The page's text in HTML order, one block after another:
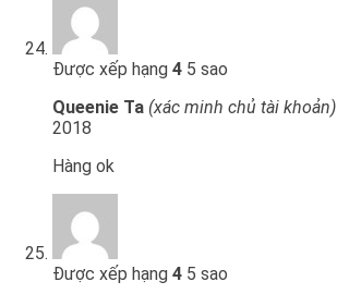
Được xếp hạng 4 5 sao
Queenie Ta (xác minh chủ tài khoản)
2018
Hàng ok
Được xếp hạng 4 5 sao